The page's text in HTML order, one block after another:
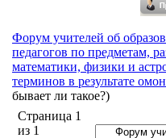
Форум учителей об
педагогов по предметам,
математики, физики и
терминов в результате
бывает ли такое?)
Страница 1
из 1